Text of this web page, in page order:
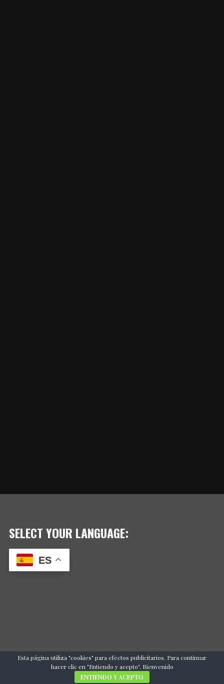
SELECT YOUR LANGUAGE:
ES
Esta página utiliza "cookies" para efectos publicitarios. Para continuar
hacer clic en "Entiendo y acepto". Bienvenido
ENTIENDO Y ACEPTO